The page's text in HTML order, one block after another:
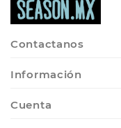
Contactanos
Información
Cuenta